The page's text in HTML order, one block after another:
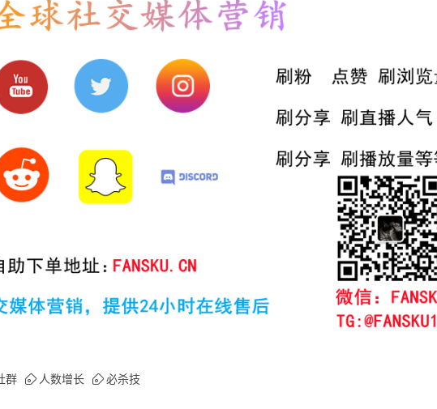
群 人数增长 必杀技